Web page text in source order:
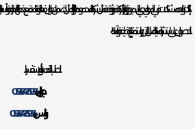
إذا كنت تواجه مشكلات في المجاري بحي الياسمين، فإن اختيار شركة موثوقة مثل شركة المحمود هو الخيار الأمثل لضمان حلول فعالة ودائمة. مع خدماتها الاحترافية وأسعارها
للحصول على استشارة مجانية. اتصل الآن واستمتع ببيئة نظيفة وآمنة!
لطلب الخدمة أو للإستفسار
جوال:0538475954
واتس:0538475954